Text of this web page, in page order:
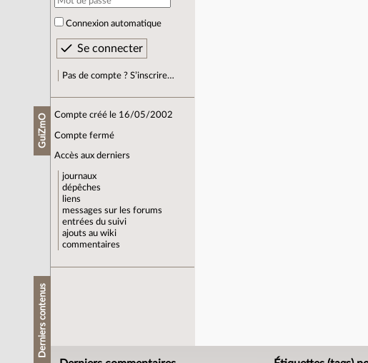
Connexion automatique
Pas de compte ? S’inscrire…
GuiZmO Compte créé le 16/05/2002
Compte fermé
Accès aux derniers
journaux
dépêches
liens
messages sur les forums
entrées du suivi
ajouts au wiki
commentaires
Derniers contenus